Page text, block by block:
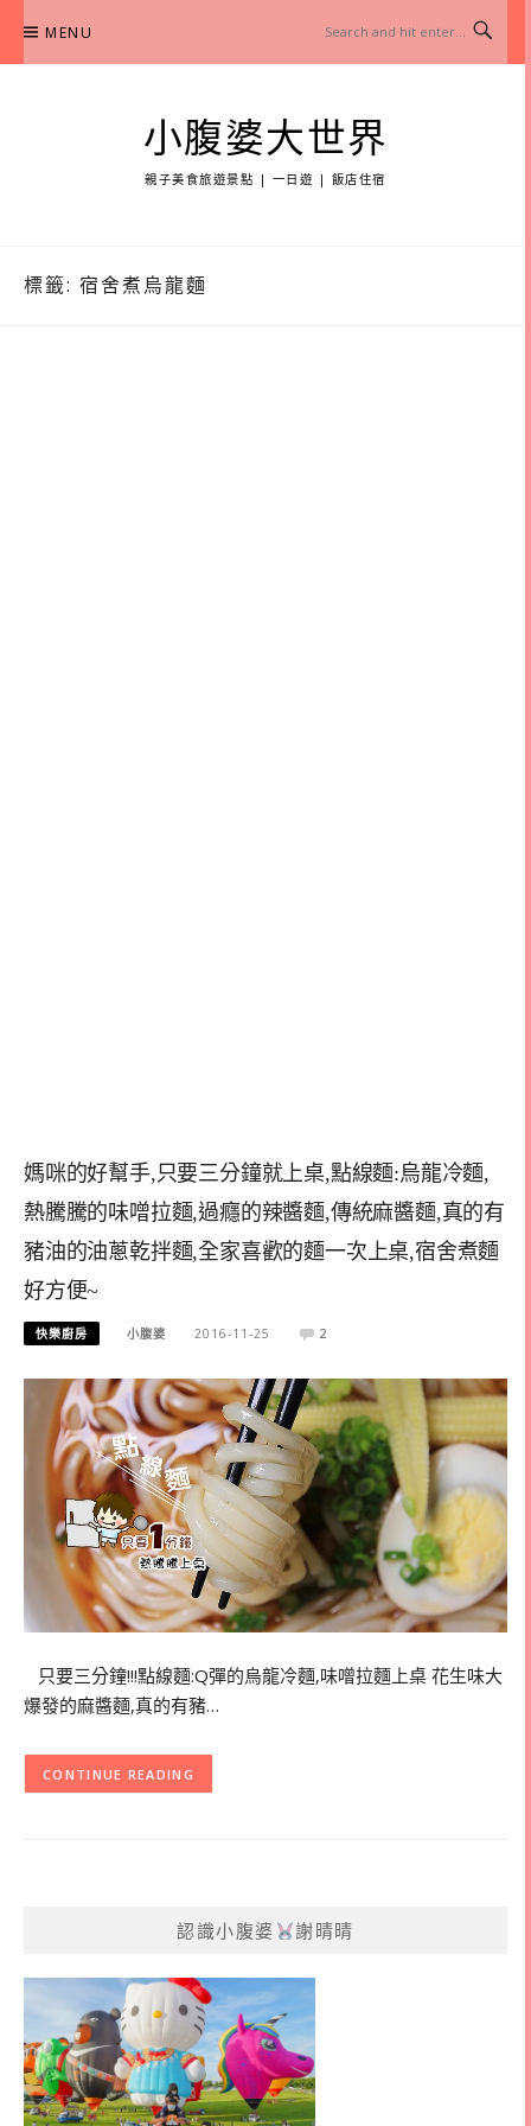
content
MENU
小腹婆大世界
親子美食旅遊景點 | 一日遊 | 飯店住宿
標籤: 宿舍煮烏龍麵
媽咪的好幫手,只要三分鐘就上桌,點線麵:烏龍冷麵,
熱騰騰的味噌拉麵,過癮的辣醬麵,傳統麻醬麵,真的有
豬油的油蔥乾拌麵,全家喜歡的麵一次上桌,宿舍煮麵
好方便~
快樂廚房 小腹婆 2016-11-25 2
只要三分鐘!!!點線麵:Q彈的烏龍冷麵,味噌拉麵上桌 花生味大
爆發的麻醬麵,真的有豬…
CONTINUE READING
認識小腹婆 謝晴晴